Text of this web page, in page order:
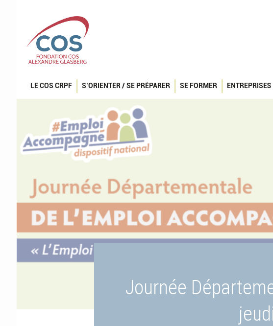
LE COS CRPF S’ORIENTER / SE PRÉPARER SE FORMER ENTREPRISES
Journée